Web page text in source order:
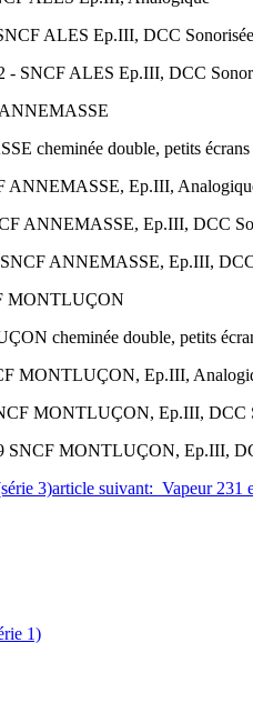
ALES Ep.III, DCC
SNCF ALES Ep.III, DCC
cheminée double, petits
ANNEMASSE, Ep.III,
ANNEMASSE, Ep.III, DCC
ANNEMASSE, Ep.III, DCC
cheminée double, petits
MONTLUÇON, Ep.III,
MONTLUÇON, Ep.III, DCC
SNCF MONTLUÇON, Ep.III,
3)article suivant: Vapeur 231
1)